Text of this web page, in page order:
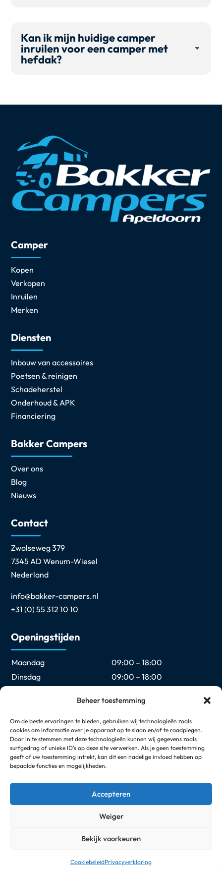
Beheer toestemming
Om de beste ervaringen te bieden, gebruiken wij technologieën zoals
cookies om informatie over je apparaat op te slaan en/of te raadplegen.
Door in te stemmen met deze technologieën kunnen wij gegevens zoals
surfgedrag of unieke ID's op deze site verwerken. Als je geen toestemming
geeft of uw toestemming intrekt, kan dit een nadelige invloed hebben op
bepaalde functies en mogelijkheden.
Accepteren
Weiger
Bekijk voorkeuren
CookiebeleidPrivacyverklaring
Kan ik mijn huidige camper
inruilen voor een camper met
hefdak?
Camper
Kopen
Verkopen
Inruilen
Merken
Diensten
Inbouw van accessoires
Poetsen & reinigen
Schadeherstel
Onderhoud & APK
Financiering
Bakker Campers
Over ons
Blog
Nieuws
Contact
Zwolseweg 379
7345 AD Wenum-Wiesel
Nederland
info@bakker-campers.nl
+31 (0) 55 312 10 10
Openingstijden
Maandag
09:00 – 18:00
Dinsdag
09:00 – 18:00
09:00 – 18:00
Vrijdag
09:00 – 18:00
Zaterdag
09:00 – 17:00
Zondag
Gesloten
Elke eerste en laatste zondag van de maand geopend
van 12:00 t/m 17:00
© Copyright 2026 Arimpex Media Services
Algemene voorwaarden Privacybeleid